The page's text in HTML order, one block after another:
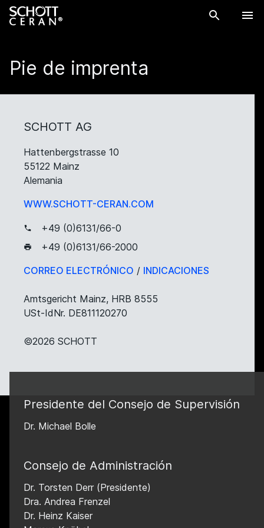
Pie de imprenta
SCHOTT AG
Hattenbergstrasse 10
55122 Mainz
Alemania
WWW.SCHOTT-CERAN.COM
+49 (0)6131/66-0
+49 (0)6131/66-2000
CORREO ELECTRÓNICO / INDICACIONES
Amtsgericht Mainz, HRB 8555
USt-IdNr. DE811120270
©2026 SCHOTT
Presidente del Consejo de Supervisión
Dr. Michael Bolle
Consejo de Administración
Dr. Torsten Derr (Presidente)
Dra. Andrea Frenzel
Dr. Heinz Kaiser